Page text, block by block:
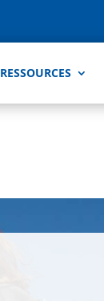
RESSOURCES